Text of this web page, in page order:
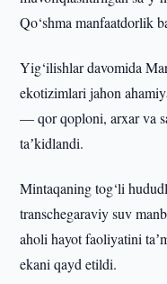
Qo‘shma manfaatdorlik
Yig‘ilishlar davomida
ekotizimlari jahon
— qor qoploni, arxar va
taʼkidlandi.
Mintaqaning tog‘li
transchegaraviy suv
aholi hayot faoliyatini
ekani qayd etildi.